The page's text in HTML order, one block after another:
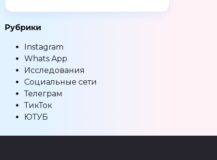
Рубрики
Instagram
Whats App
Исследования
Социальные сети
Телеграм
ТикТок
ЮТУБ